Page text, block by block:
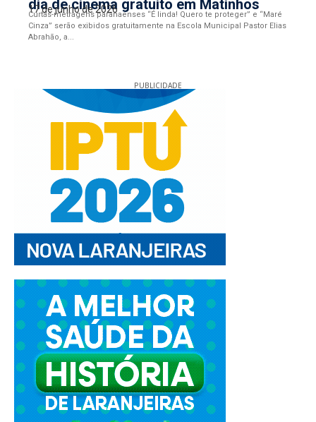
dia de cinema gratuito em Matinhos
17 de junho de 2026
Curtas-metragens paranaenses “É linda! Quero te proteger” e “Maré
Cinza” serão exibidos gratuitamente na Escola Municipal Pastor Elias
Abrahão, a...
PUBLICIDADE